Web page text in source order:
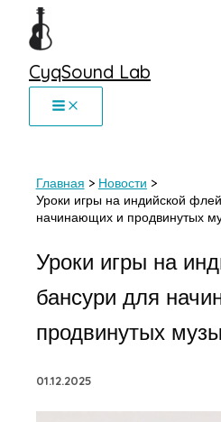
Перейти
CyqSound Lab
Главная
Новости
Уроки игры на индийской
начинающих и продвинутых
Уроки игры на
бансури для
продвинутых
01.12.2025